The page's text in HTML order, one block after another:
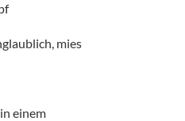
mies
einem